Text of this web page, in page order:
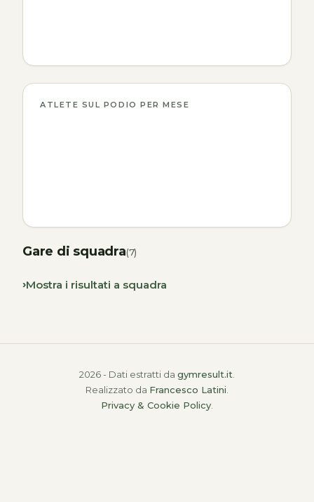
ATLETE SUL PODIO PER MESE
Gare di squadra(7)
Mostra i risultati a squadra
2026 - Dati estratti da gymresult.it.
Realizzato da Francesco Latini.
Privacy & Cookie Policy.